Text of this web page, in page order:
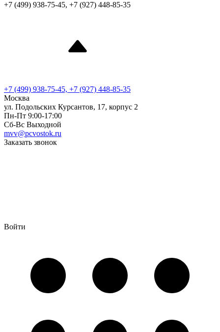
+7 (499) 938-75-45, +7 (927) 448-85-35
+7 (499) 938-75-45, +7 (927) 448-85-35
Москва
ул. Подольских Курсантов, 17, корпус 2
Пн-Пт 9:00-17:00
Сб-Вс Выходной
mvv@pcvostok.ru
Заказать звонок
Войти